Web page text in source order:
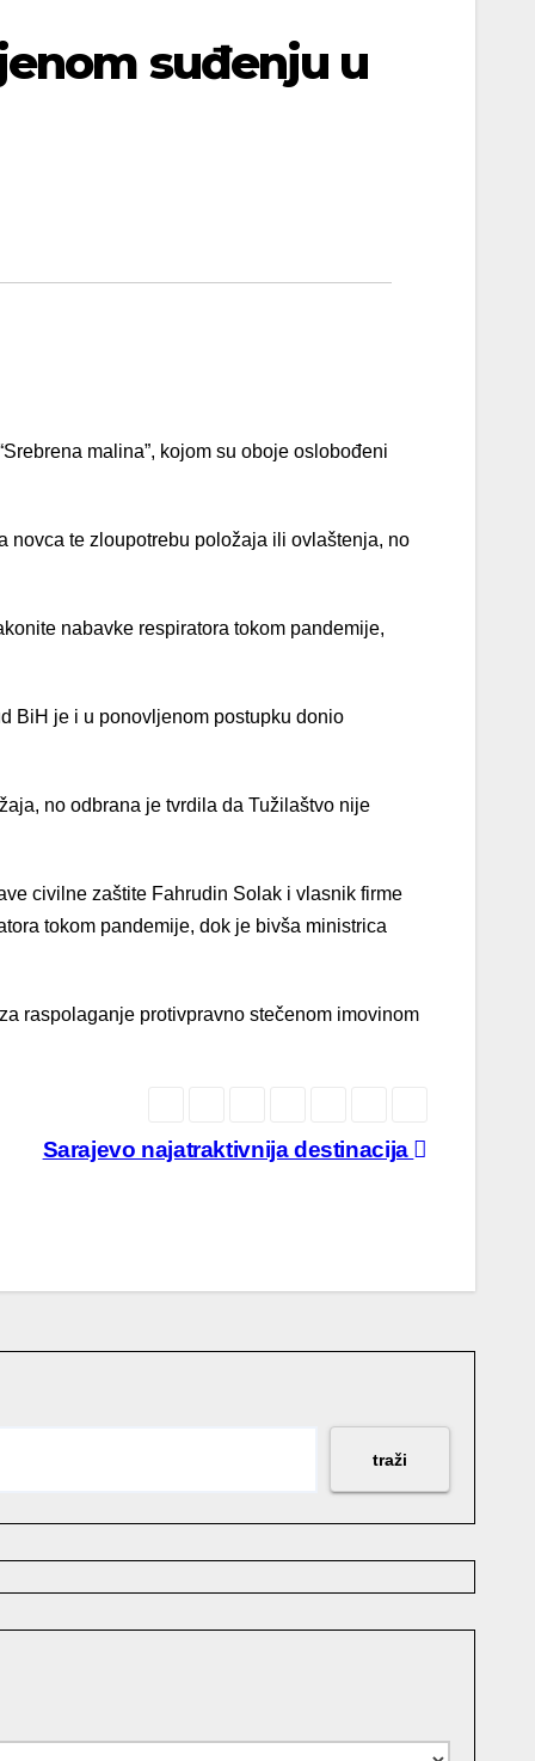
suđenju u
malina”, kojom su oboje oslobođeni
novca te zloupotrebu položaja ili ovlaštenja, no
nabavke respiratora tokom pandemije,
BiH je i u ponovljenom postupku donio
no odbrana je tvrdila da Tužilaštvo nije
civilne zaštite Fahrudin Solak i vlasnik firme
tokom pandemije, dok je bivša ministrica
raspolaganje protivpravno stečenom imovinom
Sarajevo najatraktivnija destinacija
traži